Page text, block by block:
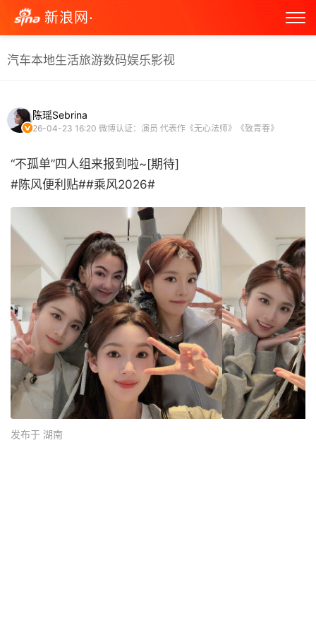
新浪网·
汽车本地生活旅游数码娱乐影视
陈瑶Sebrina
26-04-23 16:20 微博认证：演员 代表作《无心法师》《致青春》
“不孤单”四人组来报到啦~[期待]
#陈风便利贴##乘风2026# ​
发布于 湖南